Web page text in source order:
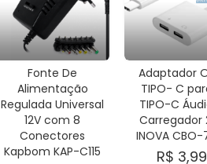
Fonte De
Alimentação
Regulada Universal
12V com 8
Conectores
Kapbom KAP-C115
Adaptador
TIPO- C
TIPO-C
Carregador
INOVA CBO-
R$ 3,99